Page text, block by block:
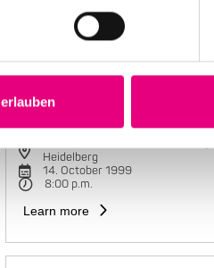
Maria João Trio
Heidelberg
14. October 1999
8:00 p.m.
Learn more